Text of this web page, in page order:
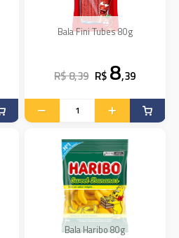
Bala Fini Tubes 80g
R$ 8,39 R$ 8,39
Bala Haribo 80g